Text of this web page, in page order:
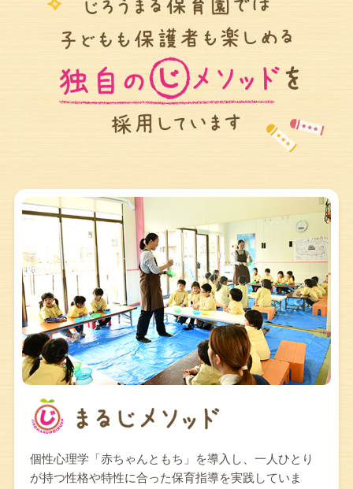
個性心理学「赤ちゃんともち」を導入し、一人ひとり
が持つ性格や特性に合った保育指導を実践していま